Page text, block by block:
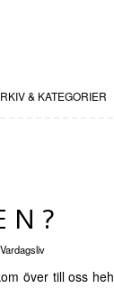
& KATEGORIER
Vardagsliv
över till oss